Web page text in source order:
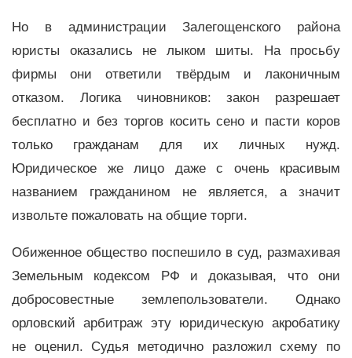
Но в администрации Залегощенского района
юристы оказались не лыком шиты. На просьбу
фирмы они ответили твёрдым и лаконичным
отказом. Логика чиновников: закон разрешает
бесплатно и без торгов косить сено и пасти коров
только гражданам для их личных нужд.
Юридическое же лицо даже с очень красивым
названием гражданином не является, а значит
извольте пожаловать на общие торги.
Обиженное общество поспешило в суд, размахивая
Земельным кодексом РФ и доказывая, что они
добросовестные землепользователи. Однако
орловский арбитраж эту юридическую акробатику
не оценил. Судья методично разложил схему по